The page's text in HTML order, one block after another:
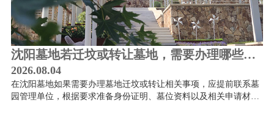
沈阳墓地若迁坟或转让墓地，需要办理哪些手
续？
2026.08.04
在沈阳墓地如果需要办理墓地迁坟或转让相关事项，应提前联系墓
园管理单位，根据要求准备身份证明、墓位资料以及相关申请材